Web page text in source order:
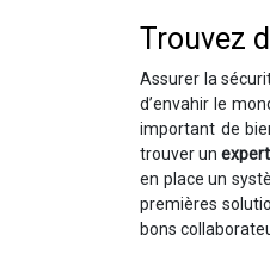
Trouvez
Assurer la
d’envahir le
important de
trouver un
en place un
premières
bons